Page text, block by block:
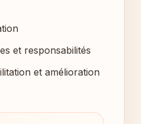
et responsabilités
et amélioration